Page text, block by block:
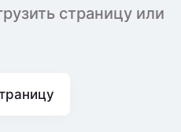
страницу или